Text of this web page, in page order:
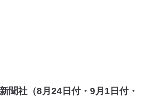
聞社（8月24日付・9月1日付・